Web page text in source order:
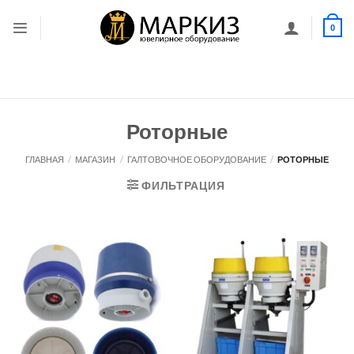
0
Роторные
ГЛАВНАЯ / МАГАЗИН / ГАЛТОВОЧНОЕ ОБОРУДОВАНИЕ / РОТОРНЫЕ
ФИЛЬТРАЦИЯ